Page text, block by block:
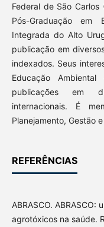
Federal de São Carlos
Pós-Graduação em
Integrada do Alto
publicação em
indexados. Seus
Educação
publicações em
internacionais. É
Planejamento, Gestão
REFERÊNCIAS
ABRASCO.
agrotóxicos na saúde.